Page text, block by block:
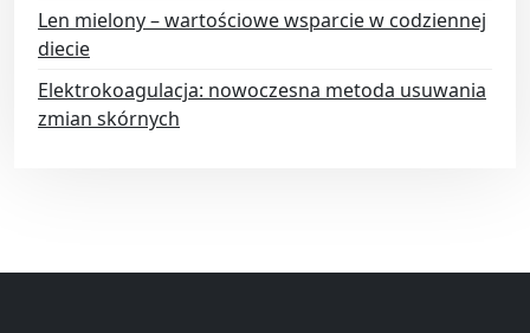
Len mielony – wartościowe wsparcie w codziennej
diecie
Elektrokoagulacja: nowoczesna metoda usuwania
zmian skórnych